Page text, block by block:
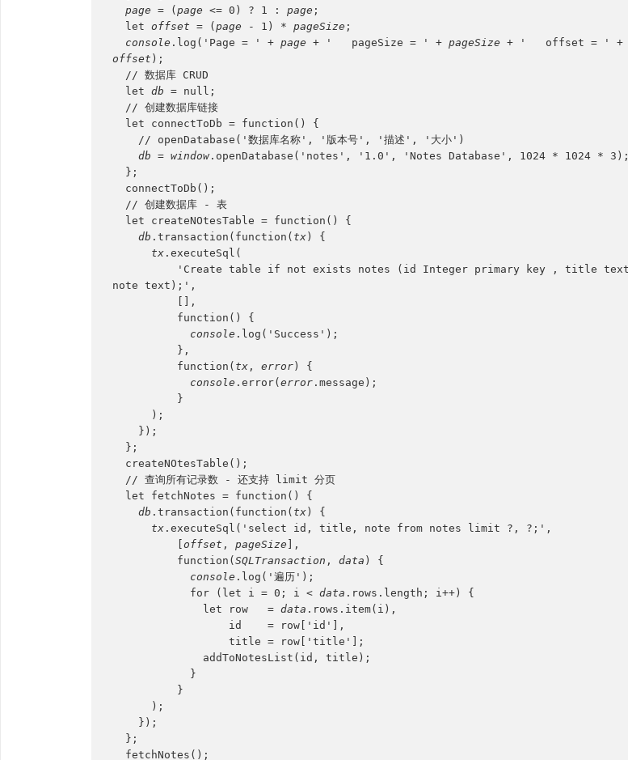
page = ( page <= 0) ? 1 : page ;
  let
offset = ( page - 1) * pageSize ;
console .log('Page = ' + page + '   pageSize = ' + pageSize
+ '   offset = ' +
offset );
  // 数据库 CRUD
  let
db = null;
  // 创建数据库链接
  let connectToDb = function() {
    // openDatabase('数据库名称', '版本号', '描述', '大小')
db = window.openDatabase('notes', '1.0', 'Notes Database', 1024 * 1024 * 3);
  };
  connectToDb();
  // 创建数据库 - 表
  let createNOtesTable = function() {
db .transaction(function( tx) {
tx.executeSql(
note text);',
          [],
          function() {
console .log('Success');
          },
          function(
tx, error) {
console .error( error.message);
          }
      );
    });
  };
  createNOtesTable();
  // 查询所有记录数 - 还支持 limit 分页
  let fetchNotes = function() {
db .transaction(function( tx) {
tx.executeSql('select id, title, note from notes limit ?, ?;',
offset , pageSize ],
          function(
SQLTransaction , data ) {
console .log('遍历');
            for (let i = 0; i <
data .rows.length; i++) {
              let row   =
data .rows.item(i),
                  id    = row['id'],
                  title = row['title'];
              addToNotesList(id, title);
            }
          }
      );
    });
  };
  fetchNotes();